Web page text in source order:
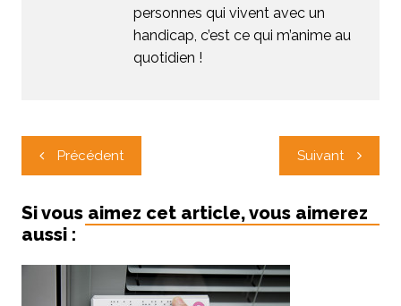
personnes qui vivent avec un
handicap, c’est ce qui m’anime au
quotidien !
Navigation
de
l’article
Précédent Suivant
Si vous aimez cet article, vous aimerez
aussi :